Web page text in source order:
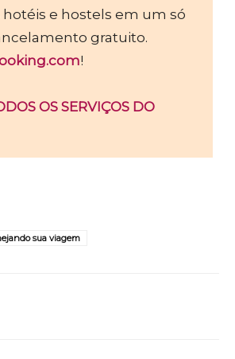
e hostels em um só
gratuito.
!
OS SERVIÇOS DO
sua viagem